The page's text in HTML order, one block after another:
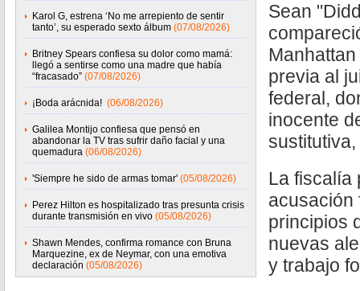
Karol G, estrena ‘No me arrepiento de sentir
tanto’, su esperado sexto álbum (07/08/2026)
Britney Spears confiesa su dolor como mamá:
llegó a sentirse como una madre que había
“fracasado” (07/08/2026)
¡Boda arácnida! (06/08/2026)
Galilea Montijo confiesa que pensó en
abandonar la TV tras sufrir daño facial y una
quemadura (06/08/2026)
'Siempre he sido de armas tomar' (05/08/2026)
Perez Hilton es hospitalizado tras presunta crisis
durante transmisión en vivo (05/08/2026)
Shawn Mendes, confirma romance con Bruna
Marquezine, ex de Neymar, con una emotiva
declaración (05/08/2026)
Sean
previa al
federal,
inocente
La fiscalía
acusación
principios
nuevas
y trabajo